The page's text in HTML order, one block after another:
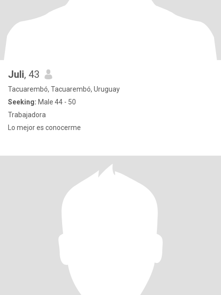
Juli, 43
Tacuarembó, Tacuarembó, Uruguay
Seeking: Male 44 - 50
Trabajadora
Lo mejor es conocerme